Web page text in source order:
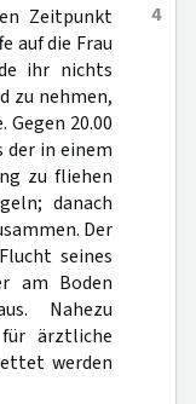
4
Zeitpunkt
auf die Frau
ihr nichts
zu nehmen,
20.00
der in einem
zu fliehen
danach
Der
seines
am Boden
Nahezu
ärztliche
werden